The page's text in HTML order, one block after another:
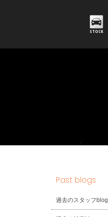
STOCK
Past blogs
過去のスタッフblog